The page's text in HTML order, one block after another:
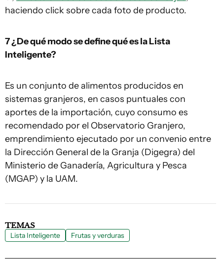
haciendo click sobre cada foto de producto.
7 ¿De qué modo se define qué es la Lista
Inteligente?
Es un conjunto de alimentos producidos en
sistemas granjeros, en casos puntuales con
aportes de la importación, cuyo consumo es
recomendado por el Observatorio Granjero,
emprendimiento ejecutado por un convenio entre
la Dirección General de la Granja (Digegra) del
Ministerio de Ganadería, Agricultura y Pesca
(MGAP) y la UAM.
TEMAS
Lista Inteligente Frutas y verduras